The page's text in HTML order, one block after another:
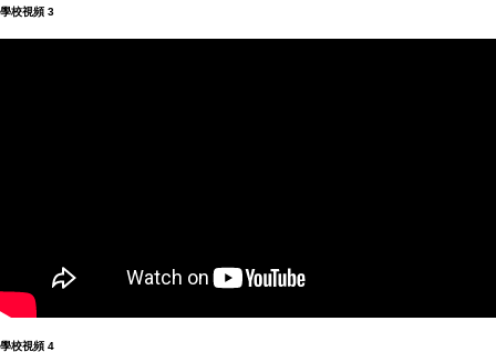
學校視頻 3
學校視頻 4